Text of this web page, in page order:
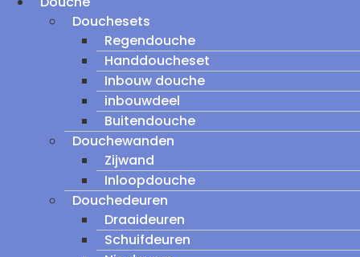
Douchesets
Regendouche
Handdoucheset
Inbouw douche
inbouwdeel
Buitendouche
Douchewanden
Zijwand
Inloopdouche
Douchedeuren
Draaideuren
Schuifdeuren